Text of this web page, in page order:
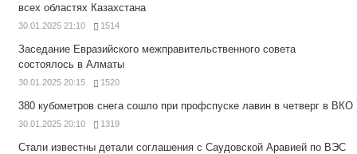
всех областях Казахстана
30.01.2025 21:10 1514
Заседание Евразийского межправительственного совета
состоялось в Алматы
30.01.2025 20:15 1520
380 кубометров снега сошло при профспуске лавин в четверг в ВКО
30.01.2025 20:10 1319
Стали известны детали соглашения с Саудовской Аравией по ВЭС